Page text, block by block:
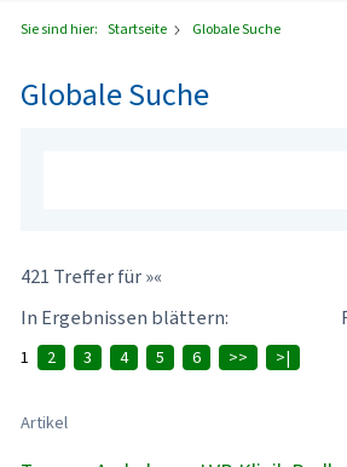
Sie sind hier: Startseite Globale Suche
Globale Suche
421 Treffer für »«
In Ergebnissen blättern:
1 2 3 4 5 6 >> >|
Artikel